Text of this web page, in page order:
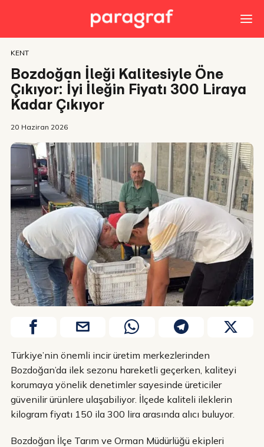
KENT
Bozdoğan İleği Kalitesiyle Öne
Çıkıyor: İyi İleğin Fiyatı 300 Liraya
Kadar Çıkıyor
20 Haziran 2026
Türkiye’nin önemli incir üretim merkezlerinden
Bozdoğan’da ilek sezonu hareketli geçerken, kaliteyi
korumaya yönelik denetimler sayesinde üreticiler
güvenilir ürünlere ulaşabiliyor. İlçede kaliteli ileklerin
kilogram fiyatı 150 ila 300 lira arasında alıcı buluyor.
Bozdoğan İlçe Tarım ve Orman Müdürlüğü ekipleri